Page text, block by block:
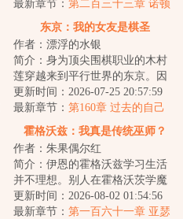
罢了。”“不...
最新章节： 第二百三十三章 诺顿
的妙用(中)
东京：我的女友是棋圣
作者：漂浮的水银
简介：身为顶尖围棋职业的木村
莲穿越来到平行世界的东京。因
缘际会之下，救下了一位定段失
败想要自杀的少...
更新时间：2026-07-25 20:57:59
最新章节： 第160章 过去的自己
霍格沃兹：我真是传统巫师？
作者：朱果偶尔红
简介：伊恩的霍格沃兹学习生活
并不理想。别人在霍格沃茨学魔
法、谈恋爱、唯独他，每天都在
为自己遭遇的挫...
更新时间：2026-08-02 01:54:56
最新章节： 第一百六十一章 亚瑟